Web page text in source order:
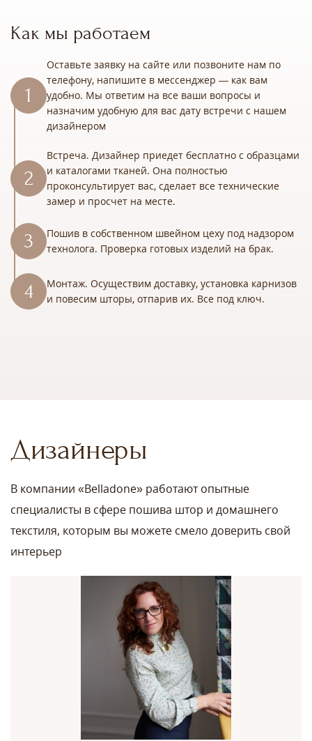
Как мы работаем
Оставьте заявку на сайте или позвоните нам по
телефону, напишите в мессенджер — как вам
удобно. Мы ответим на все ваши вопросы и
назначим удобную для вас дату встречи с нашем
дизайнером
Встреча. Дизайнер приедет бесплатно с образцами
и каталогами тканей. Она полностью
проконсультирует вас, сделает все технические
замер и просчет на месте.
Пошив в собственном швейном цеху под надзором
технолога. Проверка готовых изделий на брак.
Монтаж. Осуществим доставку, установка карнизов
и повесим шторы, отпарив их. Все под ключ.
Дизайнеры
В компании «Belladone» работают опытные
специалисты в сфере пошива штор и домашнего
текстиля, которым вы можете смело доверить свой
интерьер